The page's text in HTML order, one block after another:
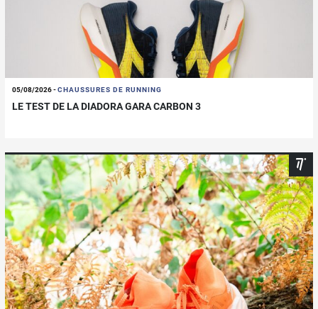
05/08/2026-CHAUSSURES DE RUNNING
LE TEST DE LA DIADORA GARA CARBON 3